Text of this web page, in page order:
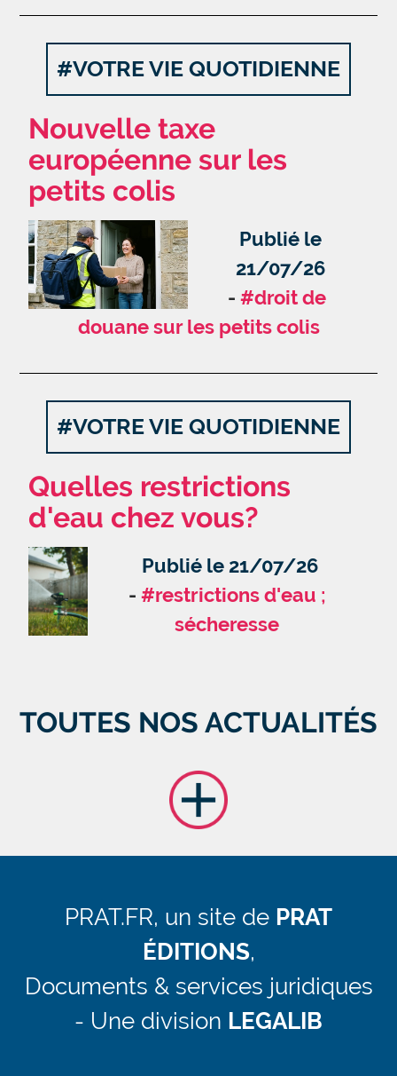
#VOTRE VIE QUOTIDIENNE
Nouvelle taxe
européenne sur les
petits colis
Publié le
21/07/26
#droit de
douane sur les petits colis
#VOTRE VIE QUOTIDIENNE
Quelles restrictions
d'eau chez vous?
Publié le 21/07/26
#restrictions d'eau ;
sécheresse
TOUTES NOS ACTUALITÉS
PRAT.FR, un site de PRAT
ÉDITIONS,
Documents & services juridiques
- Une division LEGALIB